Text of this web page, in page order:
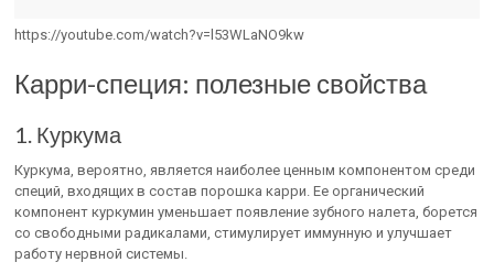
https://youtube.com/watch?v=l53WLaNO9kw
Карри-специя: полезные свойства
1. Куркума
Куркума, вероятно, является наиболее ценным компонентом среди
специй, входящих в состав порошка карри. Ее органический
компонент куркумин уменьшает появление зубного налета, борется
со свободными радикалами, стимулирует иммунную и улучшает
работу нервной системы.